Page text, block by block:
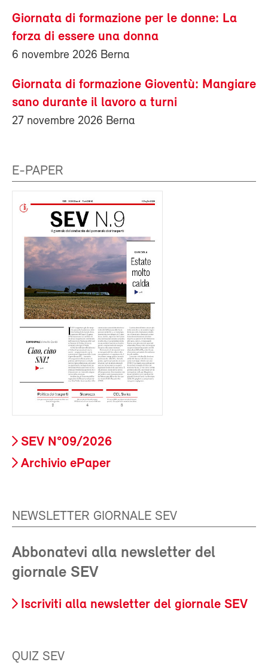
Giornata di formazione per le donne: La
forza di essere una donna
6 novembre 2026 Berna
Giornata di formazione Gioventù: Mangiare
sano durante il lavoro a turni
27 novembre 2026 Berna
E-PAPER
SEV N°09/2026
Archivio ePaper
NEWSLETTER GIORNALE SEV
Abbonatevi alla newsletter del
giornale SEV
Iscriviti alla newsletter del giornale SEV
QUIZ SEV